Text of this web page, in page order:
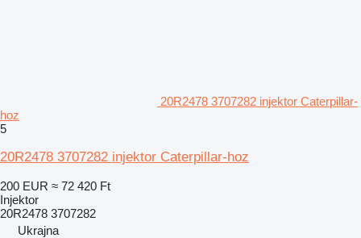
20R2478 3707282 injektor Caterpillar-
hoz
5
20R2478 3707282 injektor Caterpillar-hoz
200 EUR ≈ 72 420 Ft
Injektor
20R2478 3707282
Ukrajna